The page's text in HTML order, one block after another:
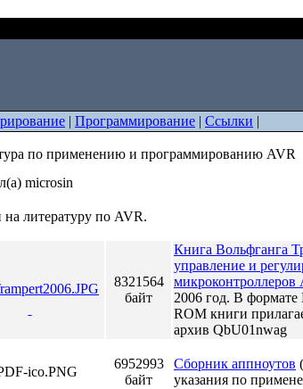
| Программирование | Ссылки |
по применению и программированию AVR
microsin
литературу по AVR.
8321564
байт
Книга Вольфганга
управление и
микроконтроллеров
2006 год. В
ROM книги
архив QbU01nwag
6952993
байт
Сборник аппноутов
указания по